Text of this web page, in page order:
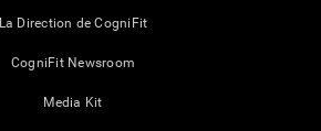
La Direction de CogniFit
CogniFit Newsroom
Media Kit